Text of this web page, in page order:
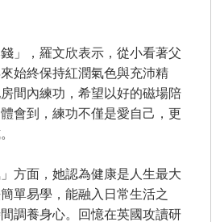
，羅文欣表示，從小看著父
始終保持紅潤氣色與充沛精
間內練功，希望以好的磁場陪
會到，練功不僅是愛自己，更
面，她認為健康是人生最大
單易學，能融入日常生活之
調養身心。回憶在英國攻讀研